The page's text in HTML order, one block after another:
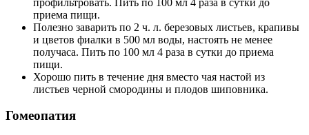
приема пищи.
Полезно заварить по 2 ч. л. березовых листьев, крапивы
и цветов фиалки в 500 мл воды, настоять не менее
получаса. Пить по 100 мл 4 раза в сутки до приема
пищи.
Хорошо пить в течение дня вместо чая настой из
листьев черной смородины и плодов шиповника.
Гомеопатия